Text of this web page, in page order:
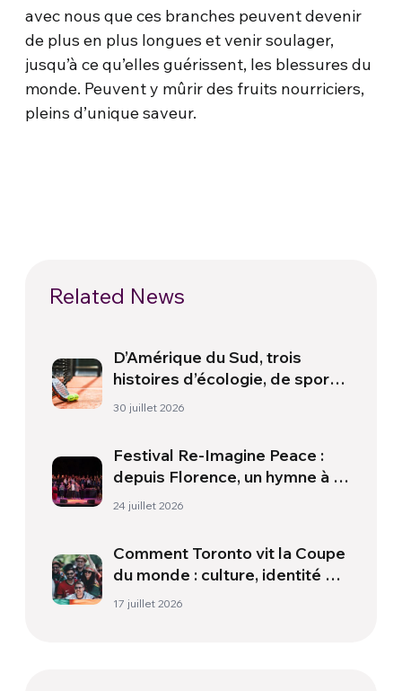
avec nous que ces branches peuvent devenir
de plus en plus longues et venir soulager,
jusqu’à ce qu’elles guérissent, les blessures du
monde. Peuvent y mûrir des fruits nourriciers,
pleins d’unique saveur.
Related News
D’Amérique du Sud, trois
histoires d’écologie, de sport
et de santé
30 juillet 2026
Festival Re-Imagine Peace :
depuis Florence, un hymne à la
paix
24 juillet 2026
Comment Toronto vit la Coupe
du monde : culture, identité et
politique hors du terrain
17 juillet 2026